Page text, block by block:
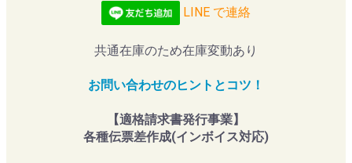
LINE で連絡
共通在庫のため在庫変動あり
お問い合わせのヒントとコツ！
【適格請求書発行事業】
各種伝票差作成(インボイス対応)